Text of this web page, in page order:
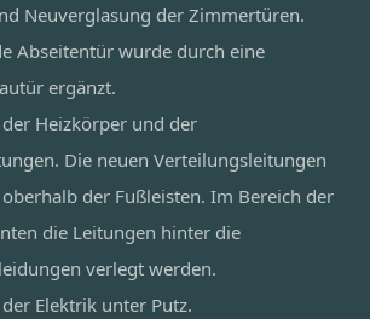
Neuverglasung der Zimmertüren.
Abseitentür wurde durch eine
ergänzt.
Heizkörper und der
Die neuen Verteilungsleitungen
der Fußleisten. Im Bereich der
die Leitungen hinter die
verlegt werden.
Elektrik unter Putz.